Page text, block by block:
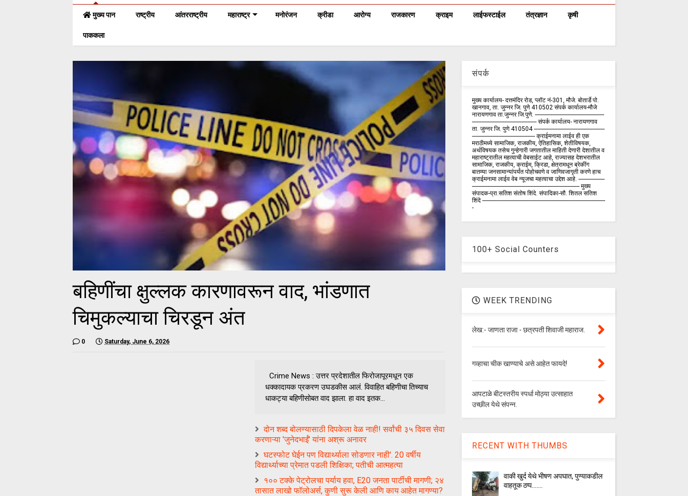
मुख्य पान राष्ट्रीय आंतरराष्ट्रीय महाराष्ट्र मनोरंजन क्रीडा आरोग्य राजकारण क्राइम लाईफस्टाईल तंत्रज्ञान कृषी
पाककला
बहिणींचा क्षुल्लक कारणावरून वाद, भांडणात
चिमुकल्याचा चिरडून अंत
0 Saturday, June 6, 2026
Crime News : उत्तर प्रदेशातील फिरोजापूरमधून एक
धक्कादायक प्रकरण उघडकीस आलं. विवाहित बहिणीचा तिच्याच
धाकट्या बहिणीसोबत वाद झाला. हा वाद इतक...
दोन शब्द बोलण्यासाठी दिपकेला वेळ नाही! सर्वांची ३५ दिवस सेवा
करणाऱ्या 'जुनेदभाईं' यांना अश्रू अनावर
घटस्फोट घेईन पण विद्यार्थ्याला सोडणार नाही'. 20 वर्षीय
विद्यार्थ्याच्या प्रेमात पडली शिक्षिका; पतीची आत्महत्या
१०० टक्के पेट्रोलचा पर्याय हवा, E20 जनता पार्टीची मागणी; २४
तासात लाखो फॉलोअर्स, कुणी सुरू केली आणि काय आहेत मागण्या?
संपर्क
मुख्य कार्यालय- दत्तमंदिर रोड, प्लॉट नं-301, मौजे. बोतार्डे पो.
खानगाव, ता. जुन्नर जि. पुणे 410502 संपर्क कार्य‍ालय-मौजे
नारायणगाव ता.जुन्नर जि.पुणे. ---------------------------------------------
------------------------------------------ संपर्क कार्यालय- नारायणगाव
ता. जुन्नर जि. पुणे 410504 ----------------------------------------------
----------------------------------------- क्राईमनामा लाईव ही एक
मराठीमध्ये सामाजिक, राजकीय, ऐतिहासिक, शेतीविषयक,
अर्थविषयक तसेच गुन्हेगारी जगतातील माहिती देणारी देशातील व
महाराष्ट्रातील महत्वाची वेबसाईट आहे, राज्यासह देशभरातील
सामाजिक, राजकीय, क्राईम, क्रिडा, क्षेत्रामधून ब्रेकींग
बातम्या जनसामान्यांपर्यंत पोहोचवणे व जाणिवजागृती करणे हाच
क्राईमनामा लाईव वेब न्यूजचा महत्वाचा उद्देश आहे. -----------------
---------------------------------------------------------------------- मुख्य
संपादक-प्रा.सतिश संतोष शिंदे. संपादिका-सौ. शितल सतिश
शिंदे --------------------------------------------------------------------------------
-
100+ Social Counters
WEEK TRENDING
लेख:- जाणता राजा - छत्रपती शिवाजी महाराज.
गव्हाचा चीक खाण्याचे असे आहेत फायदे!
आपटाळे बीटस्तरीय स्पर्धा मोठ्या उत्साहात
उच्छील येथे संपन्न.
RECENT WITH THUMBS
वाकी खुर्द येथे भीषण अपघात, पुण्याकडील
वाहतूक ठप्प.......